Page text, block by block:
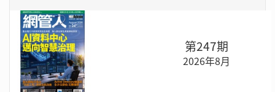
第247期
2026年8月